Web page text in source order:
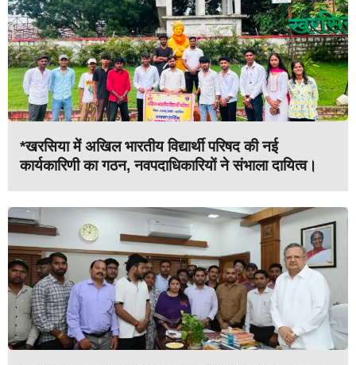
*खरसिया में अखिल भारतीय विद्यार्थी परिषद की नई
कार्यकारिणी का गठन, नवपदाधिकारियों ने संभाला दायित्व।